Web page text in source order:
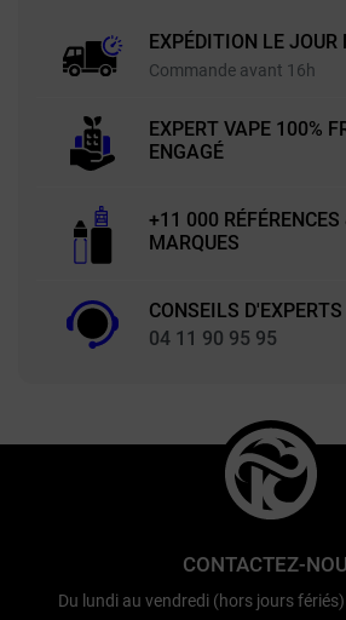
EXPÉDITION LE JOUR
Commande avant 16h
EXPERT VAPE 100%
ENGAGÉ
+11 000
MARQUES
CONSEILS D'EXPERTS
04 11 90 95 95
CONTACTEZ-
Du lundi au vendredi (hors jours